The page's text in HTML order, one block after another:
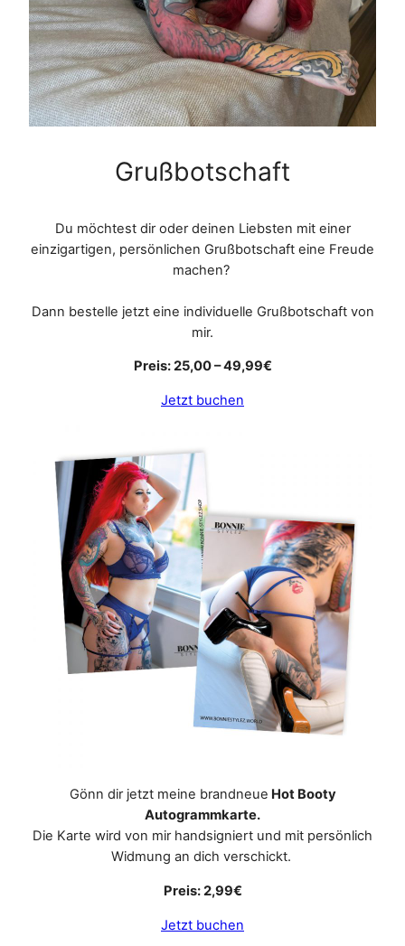
Grußbotschaft
Du möchtest dir oder deinen Liebsten mit einer
einzigartigen, persönlichen Grußbotschaft eine Freude
machen?
Dann bestelle jetzt eine individuelle Grußbotschaft von
mir.
Preis: 25,00 – 49,99€
Jetzt buchen
Gönn dir jetzt meine brandneue Hot Booty
Autogrammkarte.
Die Karte wird von mir handsigniert und mit persönlich
Widmung an dich verschickt.
Preis: 2,99€
Jetzt buchen